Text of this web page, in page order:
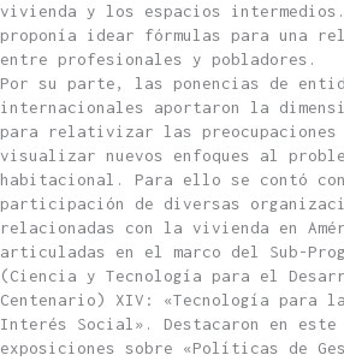
vivienda y los espacios
proponía idear fórmulas para una
entre profesionales y pobladores.
Por su parte, las ponencias de
internacionales aportaron la
para relativizar las
visualizar nuevos enfoques al
habitacional. Para ello se contó
participación de diversas
relacionadas con la vivienda en
articuladas en el marco del Sub-
(Ciencia y Tecnología para el
Centenario) XIV: «Tecnología para
Interés Social». Destacaron en este
exposiciones sobre «Políticas de